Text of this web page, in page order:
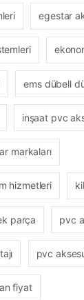
egestar
ems dübell
inşaat pvc
markaları
hizmetleri
parça pvc
pvc
fiyat